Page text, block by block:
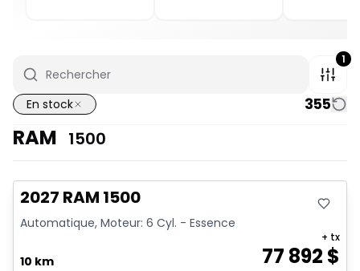
1
En stock 355
RAM 1500
En stock
2027 RAM 1500
Automatique, Moteur: 6 Cyl. - Essence
10 km 77 892 $
+ tx